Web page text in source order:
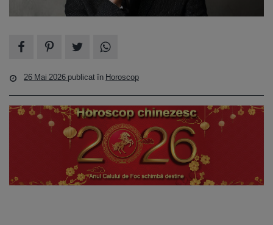
26 Mai 2026 publicat în Horoscop